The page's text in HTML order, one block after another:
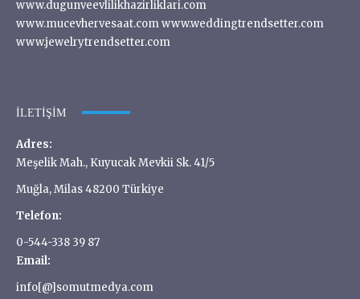
www.dugunveevlilikhazirliklari.com
www.mucevhervesaat.com www.weddingtrendsetter.com
www.jewelrytrendsetter.com
İLETIŞIM
Adres:
Meşelik Mah., Kuyucak Mevkii Sk. 41/5
Muğla, Milas 48200 Türkiye
Telefon:
0-544-338 39 87
Email:
info[@]somutmedya.com